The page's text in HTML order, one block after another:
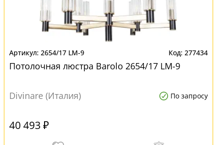
2654/17 LM-9 277434
Потолочная люстра Barolo 2654/17 LM-9
Divinare (Италия) По запросу
40 493 ₽